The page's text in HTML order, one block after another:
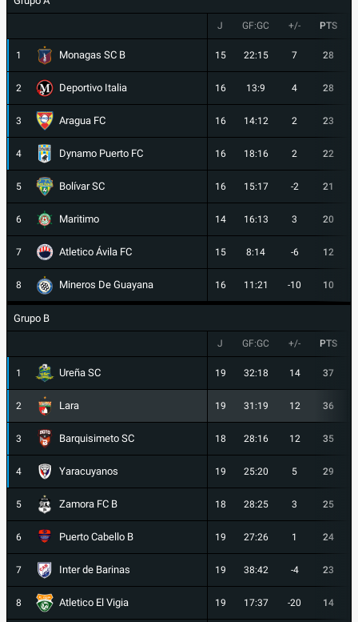
J GF:GC +/- PTS
1 Monagas SC B 15 22:15 7 28
2 Deportivo Italia 16 13:9 4 28
3 Aragua FC 16 14:12 2 23
4 Dynamo Puerto FC 16 18:16 2 22
5 Bolívar SC 16 15:17 -2 21
6 Maritimo 14 16:13 3 20
7 Atletico Ávila FC 15 8:14 -6 12
8 Mineros De Guayana 16 11:21 -10 10
Grupo B
J GF:GC +/- PTS
1 Ureña SC 19 32:18 14 37
2 Lara 19 31:19 12 36
3 Barquisimeto SC 18 28:16 12 35
4 Yaracuyanos 19 25:20 5 29
5 Zamora FC B 18 28:25 3 25
6 Puerto Cabello B 19 27:26 1 24
7 Inter de Barinas 19 38:42 -4 23
8 Atletico El Vigia 19 17:37 -20 14